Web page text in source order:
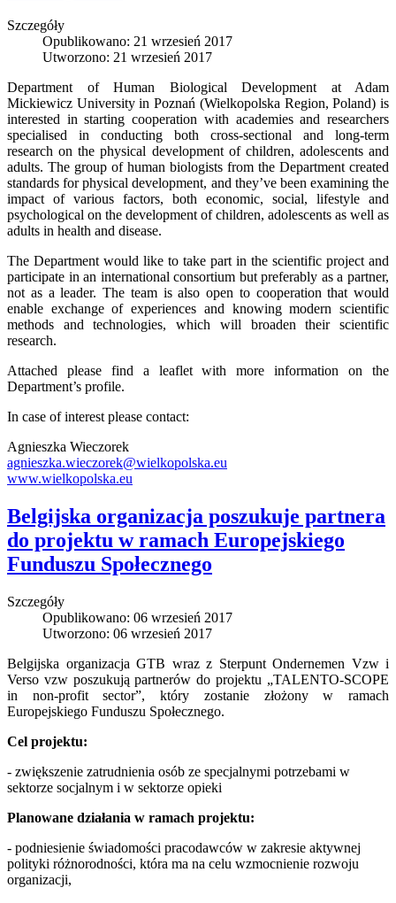
Szczegóły
Opublikowano: 21 wrzesień 2017
Utworzono: 21 wrzesień 2017
Department of Human Biological Development at Adam
Mickiewicz University in Poznań (Wielkopolska Region, Poland) is
interested in starting cooperation with academies and researchers
specialised in conducting both cross-sectional and long-term
research on the physical development of children, adolescents and
adults. The group of human biologists from the Department created
standards for physical development, and they’ve been examining the
impact of various factors, both economic, social, lifestyle and
psychological on the development of children, adolescents as well as
adults in health and disease.
The Department would like to take part in the scientific project and
participate in an international consortium but preferably as a partner,
not as a leader. The team is also open to cooperation that would
enable exchange of experiences and knowing modern scientific
methods and technologies, which will broaden their scientific
research.
Attached please find a leaflet with more information on the
Department’s profile.
In case of interest please contact:
Agnieszka Wieczorek
agnieszka.wieczorek@wielkopolska.eu
www.wielkopolska.eu
Belgijska organizacja poszukuje partnera
do projektu w ramach Europejskiego
Funduszu Społecznego
Szczegóły
Opublikowano: 06 wrzesień 2017
Utworzono: 06 wrzesień 2017
Belgijska organizacja GTB wraz z Sterpunt Ondernemen Vzw i
Verso vzw poszukują partnerów do projektu „TALENTO-SCOPE
in non-profit sector”, który zostanie złożony w ramach
Europejskiego Funduszu Społecznego.
Cel projektu:
- zwiększenie zatrudnienia osób ze specjalnymi potrzebami w
sektorze socjalnym i w sektorze opieki
Planowane działania w ramach projektu:
- podniesienie świadomości pracodawców w zakresie aktywnej
polityki różnorodności, która ma na celu wzmocnienie rozwoju
organizacji,